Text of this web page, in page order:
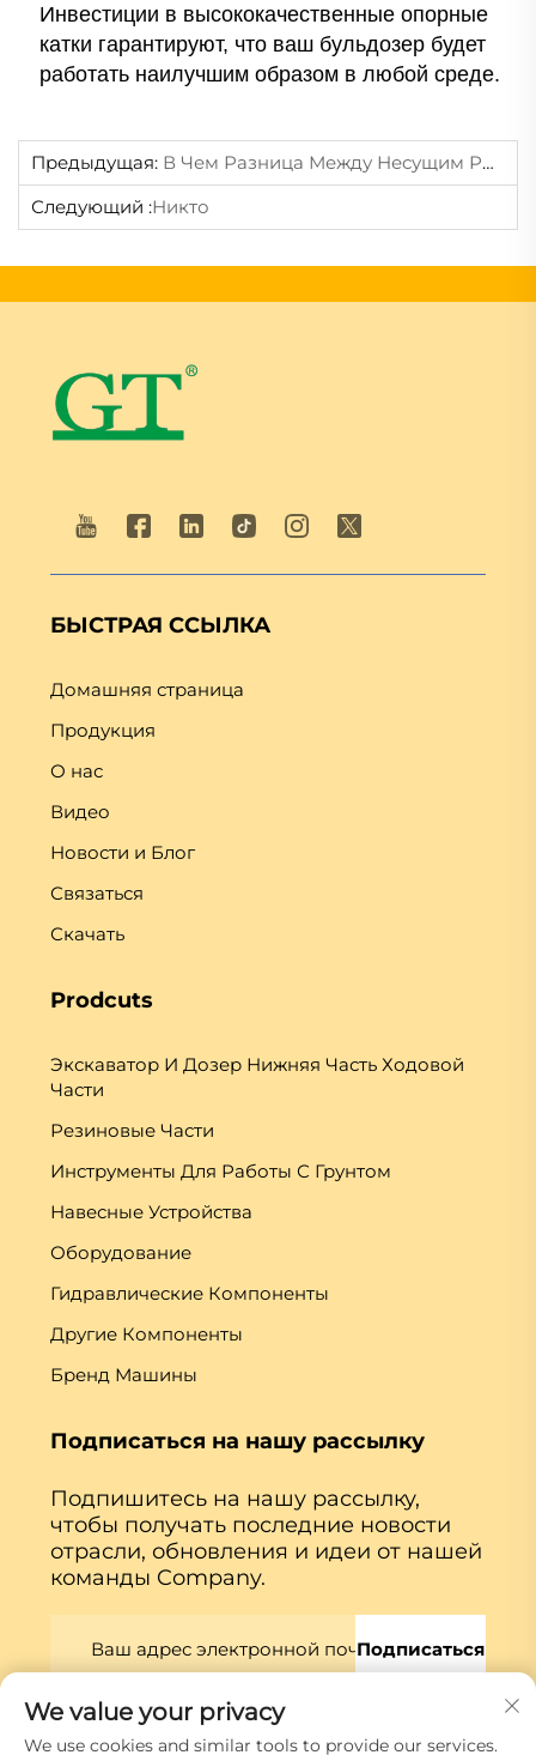
Инвестиции в высококачественные опорные
катки гарантируют, что ваш бульдозер будет
работать наилучшим образом в любой среде.
Предыдущая: В Чем Разница Между Несущим Роликом И Возвратным Роликом?
Следующий :Никто
БЫСТРАЯ ССЫЛКА
Домашняя страница
Продукция
О нас
Видео
Новости и Блог
Связаться
Скачать
Prodcuts
Экскаватор И Дозер Нижняя Часть Ходовой
Части
Резиновые Части
Инструменты Для Работы С Грунтом
Навесные Устройства
Оборудование
Гидравлические Компоненты
Другие Компоненты
Бренд Машины
Подписаться на нашу рассылку
Подпишитесь на нашу рассылку,
чтобы получать последние новости
отрасли, обновления и идеи от нашей
команды Company.
Подписаться
Авторские права © Xiamen Globe Machine Co.,ltd.
We value your privacy
We use cookies and similar tools to provide our services.